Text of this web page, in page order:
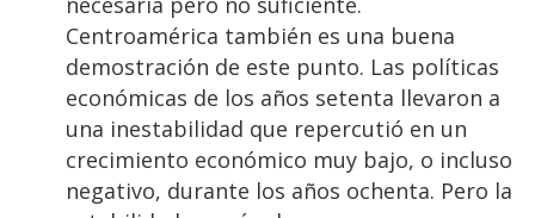
Centroamérica también es una buena
demostración de este punto. Las políticas
económicas de los años setenta llevaron a
una inestabilidad que repercutió en un
crecimiento económico muy bajo, o incluso
negativo, durante los años ochenta. Pero la